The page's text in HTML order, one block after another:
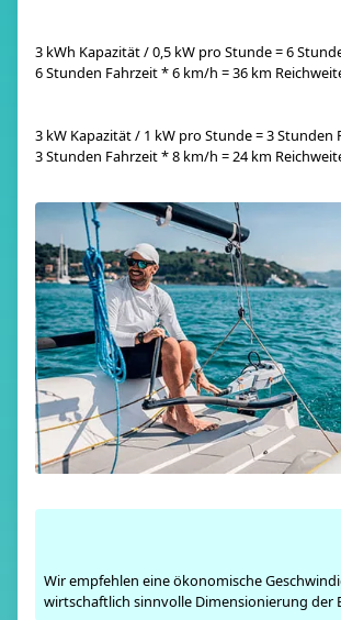
3 kWh Kapazität / 0,5 kW pro Stunde = 6
6 Stunden Fahrzeit * 6 km/h = 36 km
3 kW Kapazität / 1 kW pro Stunde = 3 Stunden
3 Stunden Fahrzeit * 8 km/h = 24 km
Wir empfehlen eine ökonomische
wirtschaftlich sinnvolle Dimensionierung der